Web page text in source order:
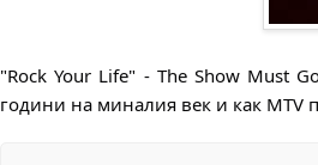
"Rock Your Life" - The Show Must
години на миналия век и как MTV